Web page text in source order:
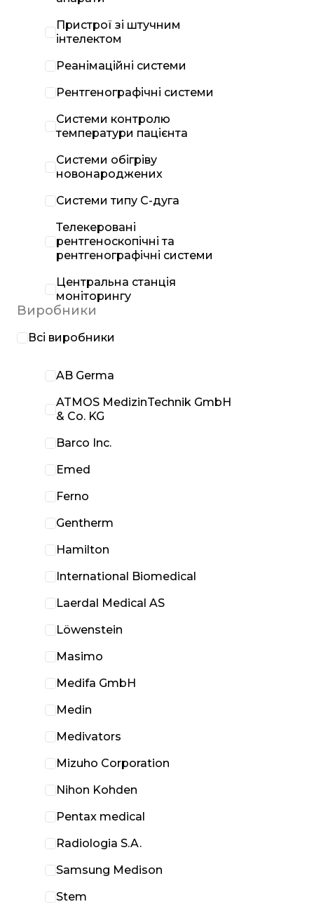
Пристрої зі штучним
інтелектом
Реанімаційні системи
Рентгенографічні системи
Системи контролю
температури пацієнта
Системи обігріву
новонароджених
Системи типу С-дуга
Телекеровані
рентгеноскопічні та
рентгенографічні системи
Центральна станція
моніторингу
Виробники
Всі виробники
AB Germa
ATMOS MedizinTechnik GmbH
& Co. KG
Barco Inc.
Emed
Ferno
Gentherm
Hamilton
International Biomedical
Laerdal Medical AS
Löwenstein
Masimo
Medifa GmbH
Medin
Medivators
Mizuho Corporation
Nihon Kohden
Pentax medical
Radiologia S.A.
Samsung Medison
Stem